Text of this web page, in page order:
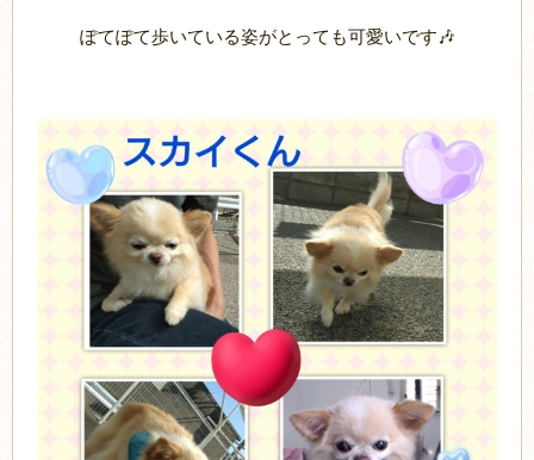
ぽてぽて歩いている姿がとっても可愛いです🎶